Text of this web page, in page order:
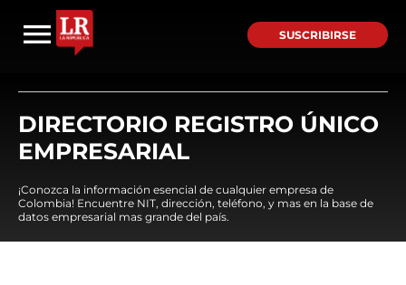
SUSCRIBIRSE
DIRECTORIO REGISTRO ÚNICO
EMPRESARIAL
¡Conozca la información esencial de cualquier empresa de
Colombia! Encuentre NIT, dirección, teléfono, y mas en la base de
datos empresarial mas grande del país.